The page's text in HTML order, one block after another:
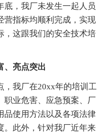
底，我厂未发生一起人员
营指标均顺利完成，实现
，这跟我们的安全技术培
、亮点突出
，我厂在20xx年的培训工
职业危害、应急预案、厂
品使用方法以及各项法律
。此外，针对我厂近年来